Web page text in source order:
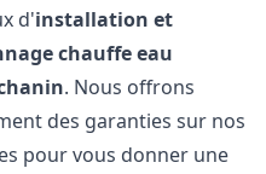
d'installation et
chauffe eau
. Nous offrons
des garanties sur nos
pour vous donner une